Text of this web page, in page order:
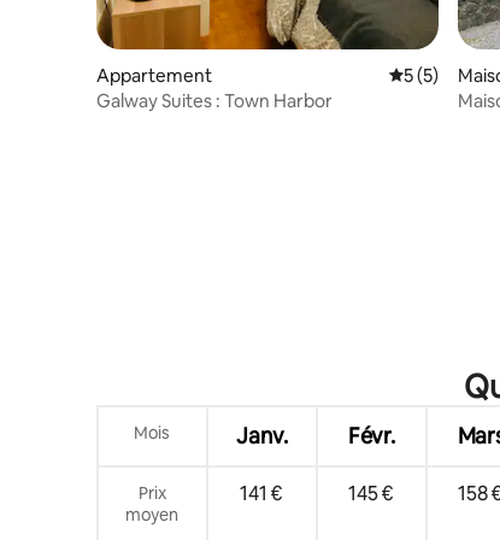
Appartement Évaluation
5 (5)
Galway Suites : Town Harbor
Mois Janv. Févr.
Prix
moyen
141 € 145 € 158